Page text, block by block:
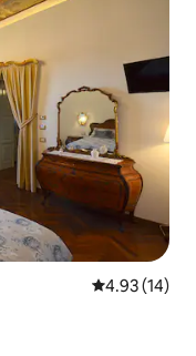
คะแนนเฉลี่ย
4.93 (14)